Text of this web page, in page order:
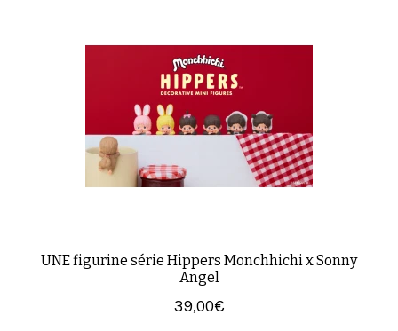
UNE figurine série Hippers Monchhichi x Sonny
Angel
39,00€